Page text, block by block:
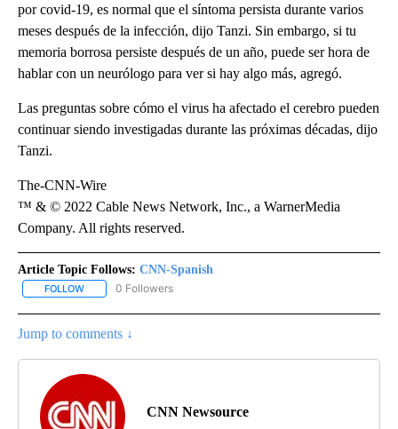
por covid-19, es normal que el síntoma persista durante varios
meses después de la infección, dijo Tanzi. Sin embargo, si tu
memoria borrosa persiste después de un año, puede ser hora de
hablar con un neurólogo para ver si hay algo más, agregó.
Las preguntas sobre cómo el virus ha afectado el cerebro pueden
continuar siendo investigadas durante las próximas décadas, dijo
Tanzi.
The-CNN-Wire
™ & © 2022 Cable News Network, Inc., a WarnerMedia
Company. All rights reserved.
Article Topic Follows: CNN-Spanish
FOLLOW FOLLOW "CNN-SPANISH" TO RECEIVE NOTIFICATIONS ABOUT
0 Followers
Jump to comments ↓
CNN Newsource